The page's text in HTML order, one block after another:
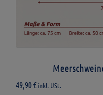
49,90€ inkl. USt.